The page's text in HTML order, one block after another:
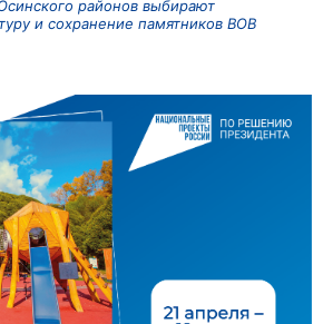
районов выбирают
и сохранение памятников ВОВ